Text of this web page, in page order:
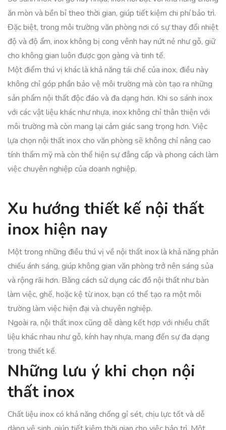
ăn mòn và bền bỉ theo thời gian, giúp tiết kiệm chi phí bảo trì.
Đặc biệt, trong môi trường văn phòng nơi có sự thay đổi nhiệt
độ và độ ẩm, inox không bị cong vênh hay nứt nẻ như gỗ, giữ
cho không gian luôn được gọn gàng và tinh tế.
Một điểm thú vị khác là khả năng tái chế của inox, điều này
không chỉ góp phần bảo vệ môi trường mà còn tạo ra những
sản phẩm nội thất độc đáo và đa dạng hơn. Khi so sánh inox
với các vật liệu khác như nhựa, inox không chỉ thân thiện với
môi trường mà còn mang lại cảm giác sang trọng hơn. Việc
lựa chọn nội thất inox cho văn phòng sẽ không chỉ nâng cao
tính thẩm mỹ mà còn thể hiện sự đẳng cấp và phong cách làm
việc chuyên nghiệp của doanh nghiệp.
Xu hướng thiết kế nội thất
inox hiện nay
Một trong những điều thú vị về nội thất inox là khả năng phản
chiếu ánh sáng, giúp không gian văn phòng trở nên sáng sủa
và rộng rãi hơn. Bằng cách sử dụng các đồ nội thất như bàn
làm việc, ghế, hoặc kệ từ inox, bạn có thể tạo ra một môi
trường làm việc hiện đại và chuyên nghiệp.
Ngoài ra, nội thất inox cũng dễ dàng kết hợp với nhiều chất
liệu khác nhau như gỗ, kính hay nhựa, mang đến sự đa dạng
trong thiết kế.
Những lưu ý khi chọn nội
thất inox
Chất liệu inox có khả năng chống gỉ sét, chịu lực tốt và dễ